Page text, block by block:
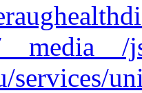
services/